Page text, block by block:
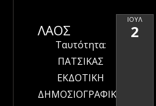
ΛΑΟΣ
Ταυτότητα:
ΠΑΤΣΙΚΑΣ
ΕΚΔΟΤΙΚΗ
ΔΗΜΟΣΙΟΓΡΑΦΙΚΗ
ΙΟΎΛ
2